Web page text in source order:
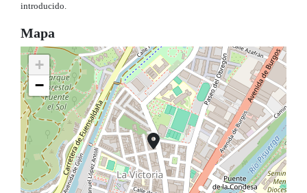
introducido.
Mapa
+
−